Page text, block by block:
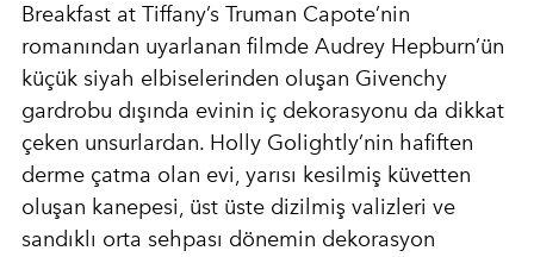
Breakfast at Tiffany’s Truman Capote’nin
romanından uyarlanan filmde Audrey Hepburn’ün
küçük siyah elbiselerinden oluşan Givenchy
gardrobu dışında evinin iç dekorasyonu da dikkat
çeken unsurlardan. Holly Golightly’nin hafiften
derme çatma olan evi, yarısı kesilmiş küvetten
oluşan kanepesi, üst üste dizilmiş valizleri ve
sandıklı orta sehpası dönemin dekorasyon